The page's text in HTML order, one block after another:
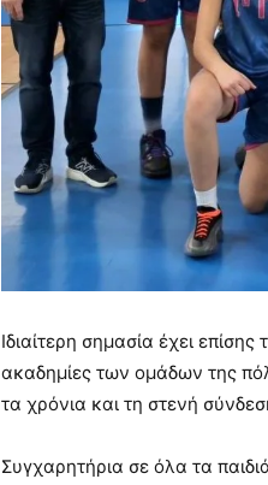
Ιδιαίτερη σημασία έχει
ακαδημίες των ομάδων της
τα χρόνια και τη στενή
Συγχαρητήρια σε όλα τα